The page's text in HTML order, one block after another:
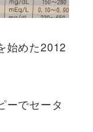
始めた2012
ーでセータ